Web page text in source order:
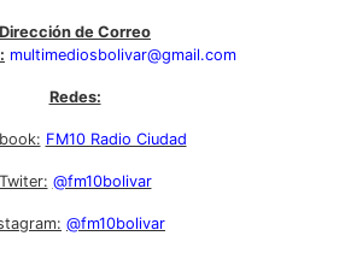
Dirección de Correo
multimediosbolivar@gmail.com
Redes:
FM10 Radio Ciudad
Twiter: @fm10bolivar
@fm10bolivar